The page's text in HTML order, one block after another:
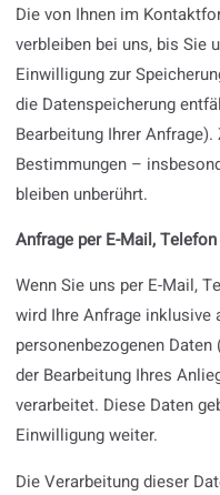
Die von Ihnen im
verbleiben bei uns, bis Sie
Einwilligung zur
die Datenspeicherung
Bearbeitung Ihrer
Bestimmungen –
bleiben unberührt.
Anfrage per E-Mail,
Wenn Sie uns per E-Mail,
wird Ihre Anfrage inklusive
personenbezogenen
der Bearbeitung Ihres
verarbeitet. Diese Daten
Einwilligung weiter.
Die Verarbeitung dieser